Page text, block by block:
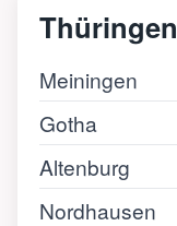
Thüringen
Meiningen
Gotha
Altenburg
Nordhausen